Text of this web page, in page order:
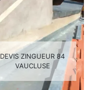
DEVIS ZINGUEUR 84
VAUCLUSE